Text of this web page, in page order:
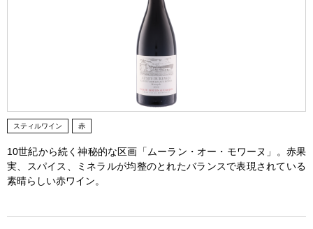
スティルワイン 赤
10世紀から続く神秘的な区画「ムーラン・オー・モワーヌ」。赤果
実、スパイス、ミネラルが均整のとれたバランスで表現されている
素晴らしい赤ワイン。